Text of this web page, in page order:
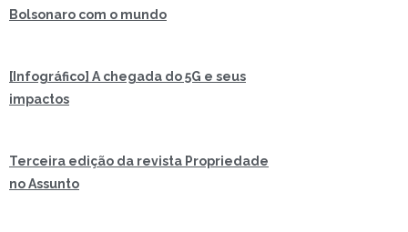
Bolsonaro com o mundo
[Infográfico] A chegada do 5G e seus
impactos
Terceira edição da revista Propriedade
no Assunto